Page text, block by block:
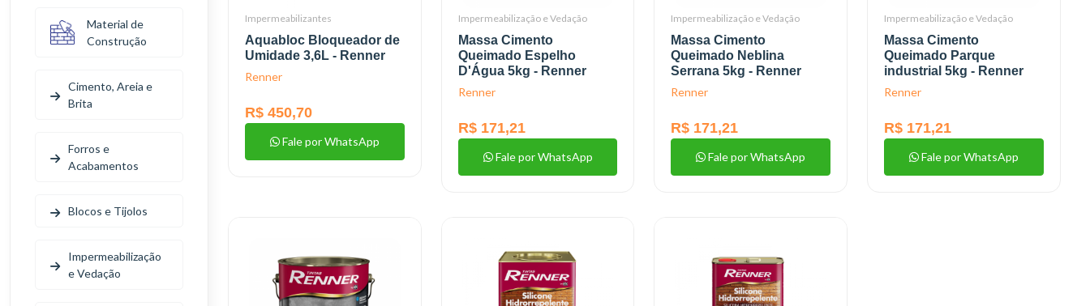
Impermeabilizantes
Aquabloc Bloqueador de
Umidade 3,6L - Renner
Renner
R$ 450,70
Fale por WhatsApp
Impermeabilização e Vedação
Massa Cimento
Queimado Espelho
D'Água 5kg - Renner
Renner
R$ 171,21
Fale por WhatsApp
Impermeabilização e Vedação
Massa Cimento
Queimado Neblina
Serrana 5kg - Renner
Renner
R$ 171,21
Fale por WhatsApp
Impermeabilização e Vedação
Massa Cimento
Queimado Parque
industrial 5kg - Renner
Renner
R$ 171,21
Fale por WhatsApp
Material de
Construção
Cimento, Areia e
Brita
Forros e
Acabamentos
Blocos e Tijolos
Impermeabilização
e Vedação